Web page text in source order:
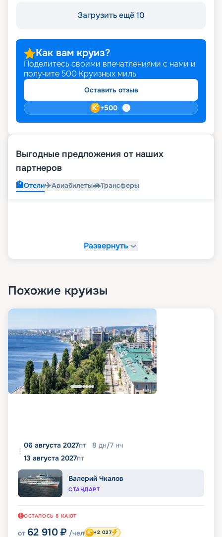
Загрузить ещё 10
Как вам круиз?
Поделитесь своими впечатлениями с нами и
получите 500 Круизных миль
Оставить отзыв
+500
Выгодные предложения от наших
партнеров
🏨Отели✈️Авиабилеты🚗Трансферы
Развернуть
Похожие круизы
06 августа 2027пт 8 дн/7 нч
13 августа 2027пт
Валерий Чкалов
СТАНДАРТ
ОСТАЛОСЬ 8 КАЮТ
от 62 910 ₽ /чел +2 027